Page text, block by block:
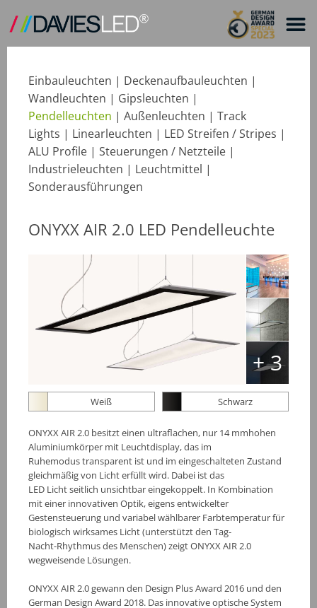
Einbauleuchten | Deckenaufbauleuchten |
Wandleuchten | Gipsleuchten |
Pendelleuchten | Außenleuchten | Track
Lights | Linearleuchten | LED Streifen / Stripes |
ALU Profile | Steuerungen / Netzteile |
Industrieleuchten | Leuchtmittel |
Sonderausführungen
ONYXX AIR 2.0 LED Pendelleuchte
+ 3
Weiß Schwarz
ONYXX AIR 2.0 besitzt einen ultraflachen, nur 14 mmhohen
Aluminiumkörper mit Leuchtdisplay, das im
Ruhemodus transparent ist und im eingeschalteten Zustand
gleichmäßig von Licht erfüllt wird. Dabei ist das
LED Licht seitlich unsichtbar eingekoppelt. In Kombination
mit einer innovativen Optik, eigens entwickelter
Gestensteuerung und variabel wählbarer Farbtemperatur für
biologisch wirksames Licht (unterstützt den Tag-
Nacht-Rhythmus des Menschen) zeigt ONYXX AIR 2.0
wegweisende Lösungen.
ONYXX AIR 2.0 gewann den Design Plus Award 2016 und den
German Design Award 2018. Das innovative optische System